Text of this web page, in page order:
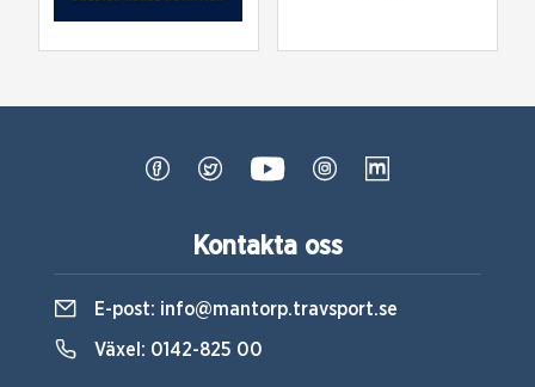
Kontakta oss
E-post: info@mantorp.travsport.se
Växel: 0142-825 00